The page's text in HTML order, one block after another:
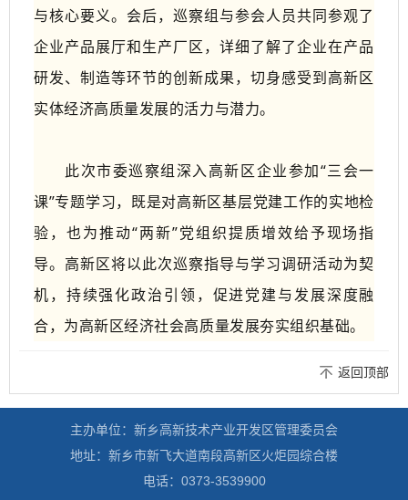
与核心要义。会后，巡察组与参会人员共同参观了
企业产品展厅和生产厂区，详细了解了企业在产品
研发、制造等环节的创新成果，切身感受到高新区
实体经济高质量发展的活力与潜力。
此次市委巡察组深入高新区企业参加“三会一
课”专题学习，既是对高新区基层党建工作的实地检
验，也为推动“两新”党组织提质增效给予现场指
导。高新区将以此次巡察指导与学习调研活动为契
机，持续强化政治引领，促进党建与发展深度融
合，为高新区经济社会高质量发展夯实组织基础。
返回顶部
主办单位：新乡高新技术产业开发区管理委员会
地址：新乡市新飞大道南段高新区火炬园综合楼
电话：0373-3539900